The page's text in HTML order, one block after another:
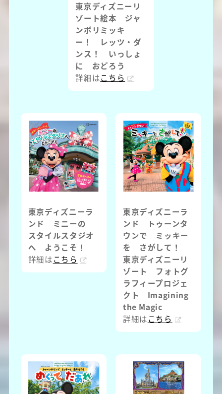
東京ディズニーリ
ゾート絵本 ジャ
ンボリミッキ
ー！ レッツ・ダ
ンス！ いっしょ
に おどろう
詳細はこちら
東京ディズニーラ
ンド ミニーの
スタイルスタジオ
へ ようこそ！
詳細はこちら
東京ディズニーラ
ンド トゥーンタ
ウンで ミッキー
を さがして！
東京ディズニーリ
ゾート フォトグ
ラフィープロジェ
クト Imagining
the Magic
詳細はこちら